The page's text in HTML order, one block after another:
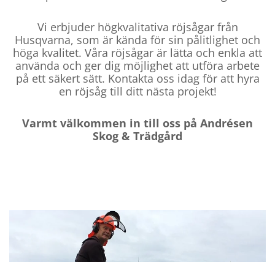
Vi erbjuder högkvalitativa röjsågar från
Husqvarna, som är kända för sin pålitlighet och
höga kvalitet. Våra röjsågar är lätta och enkla att
använda och ger dig möjlighet att utföra arbete
på ett säkert sätt. Kontakta oss idag för att hyra
en röjsåg till ditt nästa projekt!
Varmt välkommen in till oss på Andrésen
Skog & Trädgård